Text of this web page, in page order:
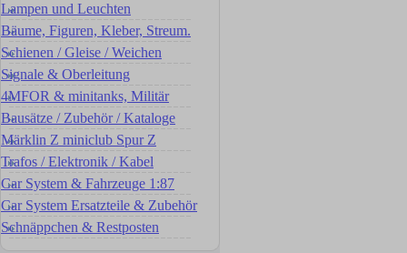
Lampen und Leuchten
Bäume, Figuren, Kleber, Streum.
Schienen / Gleise / Weichen
Signale & Oberleitung
4MFOR & minitanks, Militär
Bausätze / Zubehör / Kataloge
Märklin Z miniclub Spur Z
Trafos / Elektronik / Kabel
Car System & Fahrzeuge 1:87
Car System Ersatzteile & Zubehör
Schnäppchen & Restposten